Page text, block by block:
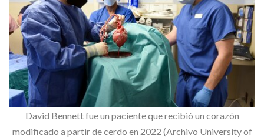
David Bennett fue un paciente que recibió un corazón
modificado a partir de cerdo en 2022 (Archivo University of